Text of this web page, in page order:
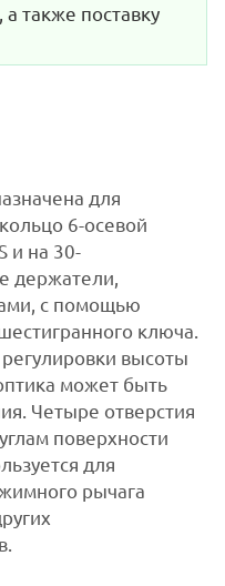
также поставку
для
6-осевой
и на 30-
держатели,
с помощью
ключа.
высоты
может быть
Четыре отверстия
поверхности
для
рычага